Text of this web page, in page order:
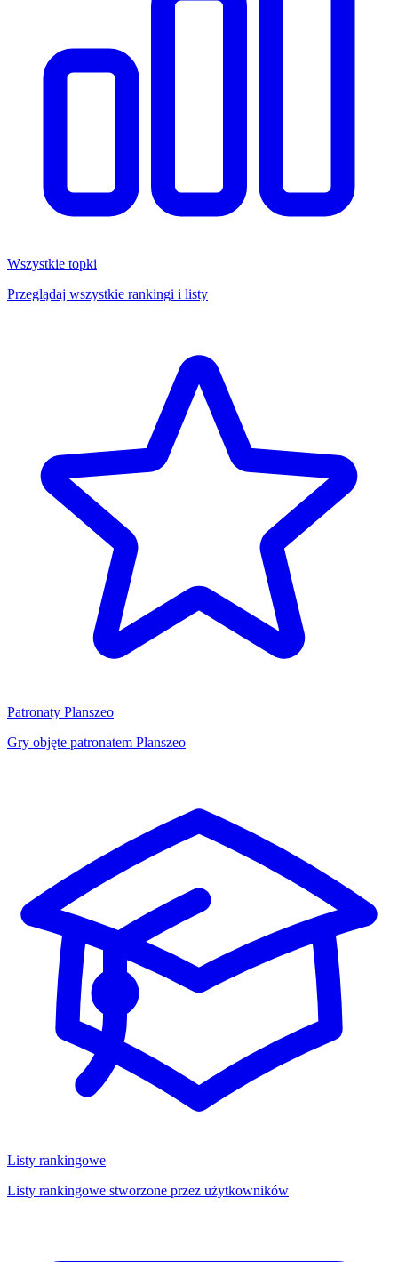
Wszystkie topki
Przeglądaj wszystkie rankingi i listy
Patronaty Planszeo
Gry objęte patronatem Planszeo
Listy rankingowe
Listy rankingowe stworzone przez użytkowników